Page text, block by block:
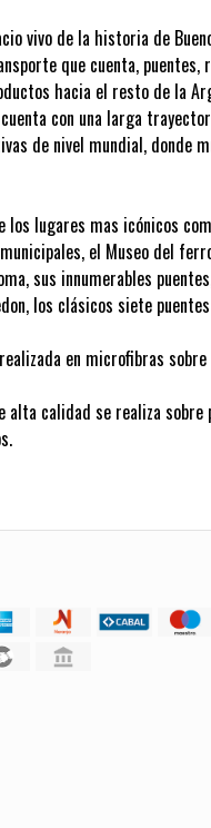
vivo de la historia de
que cuenta,
hacia el resto de la
con una larga
de nivel mundial, donde
los lugares mas icónicos
el Museo del
sus innumerables
los clásicos siete
en microfibras sobre
alta calidad se realiza